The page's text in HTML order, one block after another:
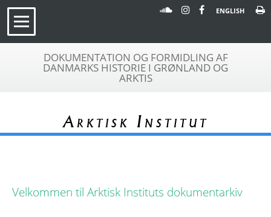
ENGLISH
DOKUMENTATION OG FORMIDLING AF
DANMARKS HISTORIE I GRØNLAND OG
ARKTIS
Arktisk Institut
Velkommen til Arktisk Instituts dokumentarkiv